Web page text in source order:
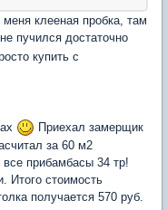
клееная пробка, там
пучился достаточно
купить с
Приехал замерщик
за 60 м2
все прибамбасы 34 тр!
Итого стоимость
получается 570 руб.